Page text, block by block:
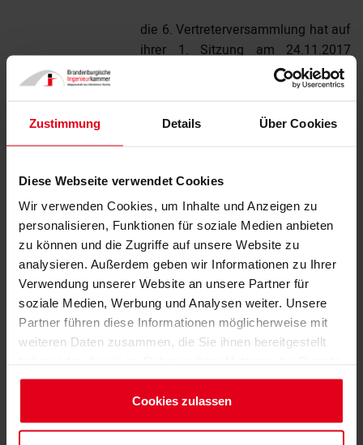
Zustimmung Details Über Cookies
Diese Webseite verwendet Cookies
Wir verwenden Cookies, um Inhalte und Anzeigen zu
personalisieren, Funktionen für soziale Medien anbieten
zu können und die Zugriffe auf unsere Website zu
analysieren. Außerdem geben wir Informationen zu Ihrer
Verwendung unserer Website an unsere Partner für
soziale Medien, Werbung und Analysen weiter. Unsere
Partner führen diese Informationen möglicherweise mit
weiteren Daten zusammen, die Sie ihnen bereitgestellt
gesammelt haben.
Datenschutzerklärung
Cookies zulassen
die 6. Vertreterversammlung hat auf
ihrer 1. Sitzung am 24.11.2017
beschlossen, die personelle
Besetzung der Ausschüsse und
Legislaturperiode neu zu
erforderlich zu wissen, mit welchen
engagierten BBIK-Mitgliedern auch
in Zukunft bei dieser Arbeit
gerechnet werden kann.
Entsprechend des Auftrages der
Vertreterversammlung bitte ich Sie
um Mitteilung - bis spätestens
31.01.2018 - ob Sie für eine
Mitarbeit in den Ausschüssen bzw.
stehen. Die Vertreterversammlung
23.03.2018 entsprechende